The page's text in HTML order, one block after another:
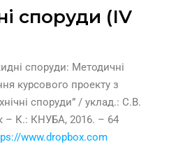
споруди (ІV
споруди: Методичні
курсового проекту з
споруди” / уклад.: С.В.
– К.: КНУБА, 2016. – 64
www.dropbox.com